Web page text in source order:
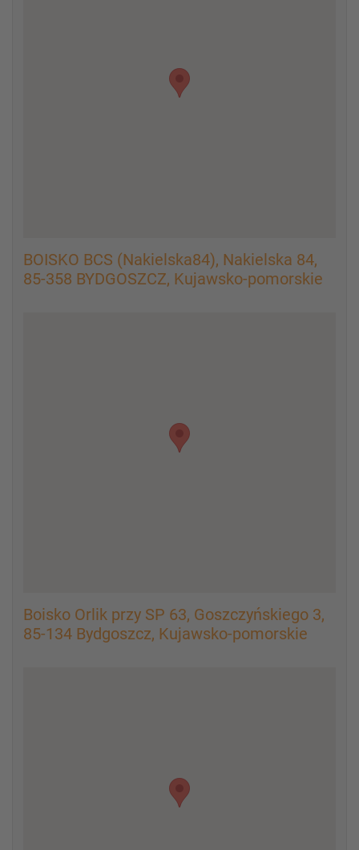
BOISKO BCS (Nakielska84), Nakielska 84,
85-358 BYDGOSZCZ, Kujawsko-pomorskie
Boisko Orlik przy SP 63, Goszczyńskiego 3,
85-134 Bydgoszcz, Kujawsko-pomorskie